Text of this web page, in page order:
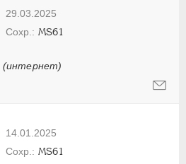
29.03.2025
(интернет)
MS61
14.01.2025
MS61